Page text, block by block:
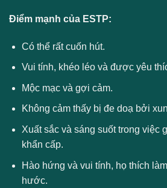
Điểm mạnh của ESTP:
Có thể rất cuốn hút.
Vui tính, khéo léo và được yêu
Mộc mạc và gợi cảm.
Không cảm thấy bị đe doạ bởi
Xuất sắc và sáng suốt trong việc
khẩn cấp.
Hào hứng và vui tính, họ thích
hước.